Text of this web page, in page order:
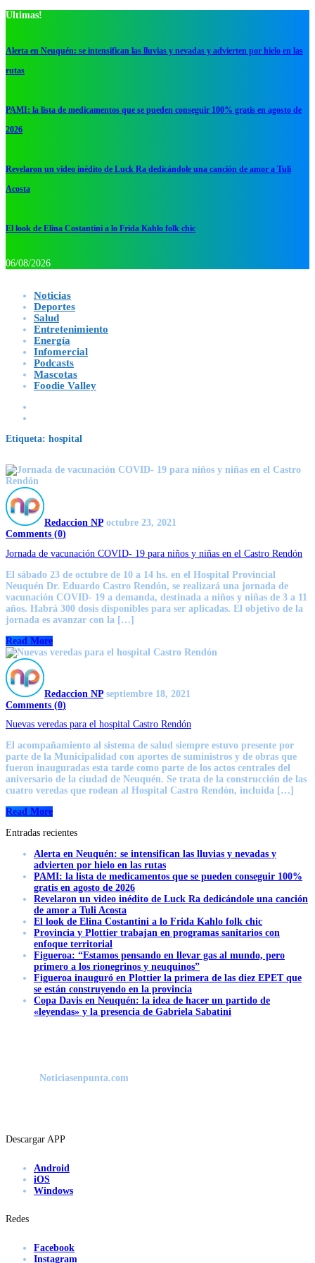
Ultimas!
Alerta en Neuquén: se intensifican las lluvias y nevadas y advierten por hielo en las
rutas
PAMI: la lista de medicamentos que se pueden conseguir 100% gratis en agosto de
2026
Revelaron un video inédito de Luck Ra dedicándole una canción de amor a Tuli
Acosta
El look de Elina Costantini a lo Frida Kahlo folk chic
06/08/2026
Noticias
Deportes
Salud
Entretenimiento
Energía
Infomercial
Podcasts
Mascotas
Foodie Valley
Etiqueta: hospital
Redaccion NP octubre 23, 2021
Comments (0)
Jornada de vacunación COVID- 19 para niños y niñas en el Castro Rendón
El sábado 23 de octubre de 10 a 14 hs. en el Hospital Provincial
Neuquén Dr. Eduardo Castro Rendón, se realizará una jornada de
vacunación COVID- 19 a demanda, destinada a niños y niñas de 3 a 11
años. Habrá 300 dosis disponibles para ser aplicadas. El objetivo de la
jornada es avanzar con la […]
Read More
Redaccion NP septiembre 18, 2021
Comments (0)
Nuevas veredas para el hospital Castro Rendón
El acompañamiento al sistema de salud siempre estuvo presente por
parte de la Municipalidad con aportes de suministros y de obras que
fueron inauguradas esta tarde como parte de los actos centrales del
aniversario de la ciudad de Neuquén. Se trata de la construcción de las
cuatro veredas que rodean al Hospital Castro Rendón, incluida […]
Read More
Entradas recientes
Alerta en Neuquén: se intensifican las lluvias y nevadas y
advierten por hielo en las rutas
PAMI: la lista de medicamentos que se pueden conseguir 100%
gratis en agosto de 2026
Revelaron un video inédito de Luck Ra dedicándole una canción
de amor a Tuli Acosta
El look de Elina Costantini a lo Frida Kahlo folk chic
Provincia y Plottier trabajan en programas sanitarios con
enfoque territorial
Figueroa: “Estamos pensando en llevar gas al mundo, pero
primero a los rionegrinos y neuquinos”
Figueroa inauguró en Plottier la primera de las diez EPET que
se están construyendo en la provincia
Copa Davis en Neuquén: la idea de hacer un partido de
«leyendas» y la presencia de Gabriela Sabatini
Noticiasenpunta.com
Descargar APP
Android
iOS
Windows
Redes
Facebook
Instagram